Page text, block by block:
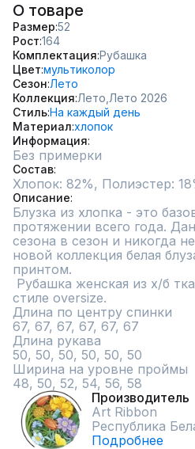
О товаре
Размер 52
Рост 164
Комплектация Рубашка
Цвет мультиколор
Сезон Лето
Коллекция Лето, Лето 2026
СтильНа каждый день
Материал хлопок
Информация
Без примерки
Состав
Хлопок: 82%, Полиэстер:
Описание
Блузка из хлопка - это
протяжении всего года.
сезона в сезон и никогда
новой коллекция белая
принтом.
стиле oversize.
Длина по центру спинки
67, 67, 67, 67, 67, 67
Длина рукава
50, 50, 50, 50, 50, 50
Ширина на уровне проймы
48, 50, 52, 54, 56, 58
Производитель
Art Ribbon
Республика
Подробнее